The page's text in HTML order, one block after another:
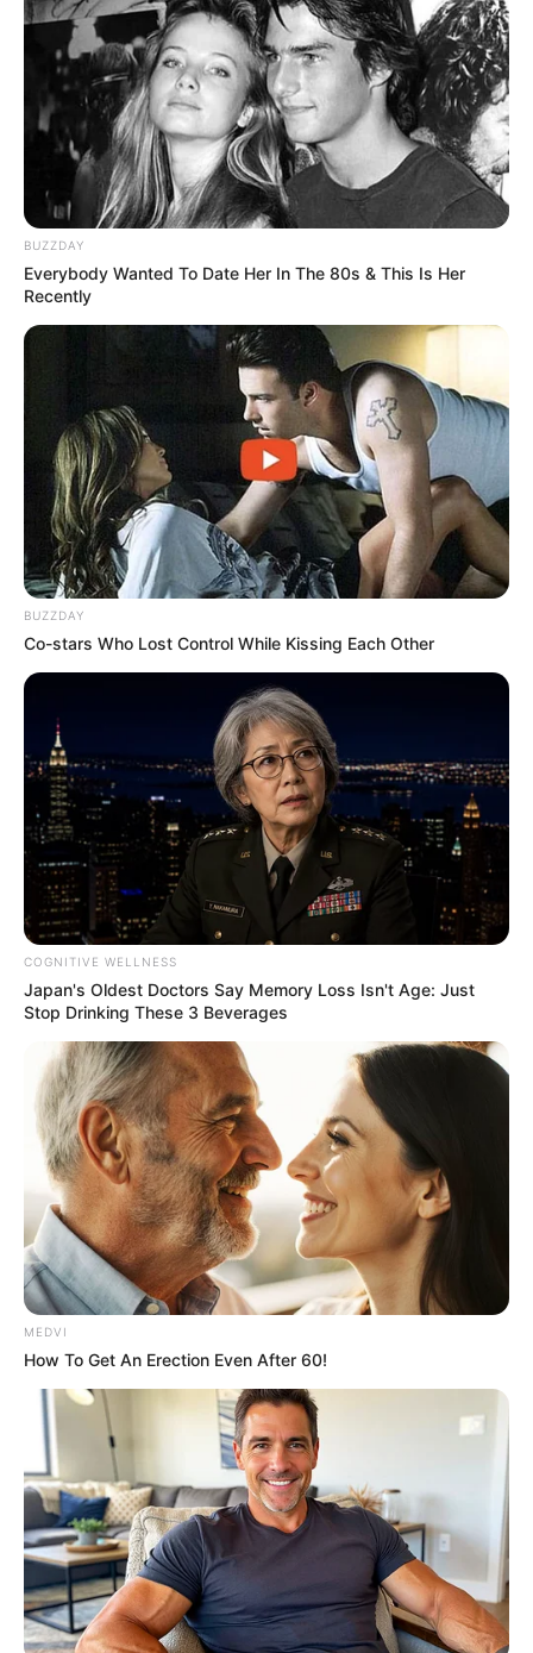
Men, You Don't Need Viagra If You Do This Once A
Day
MEDVI
Why this ordinary drink is the secret to feeling
your best every day
CTA FAVORITE
CVS Hides This $1 Generic Viagra - Here's The
Aisle It's Really In.
FRIDAY PLANS
This Trick Will Give You An Erection At Any Age
MEDVI
Men 45+ Are Trying This To Perform Better
MEDVI
BUZZDAY
Everybody Wanted To Date Her In The 80s & This Is Her
Recently
BUZZDAY
Co-stars Who Lost Control While Kissing Each Other
COGNITIVE WELLNESS
Japan's Oldest Doctors Say Memory Loss Isn't Age: Just
Stop Drinking These 3 Beverages
MEDVI
How To Get An Erection Even After 60!